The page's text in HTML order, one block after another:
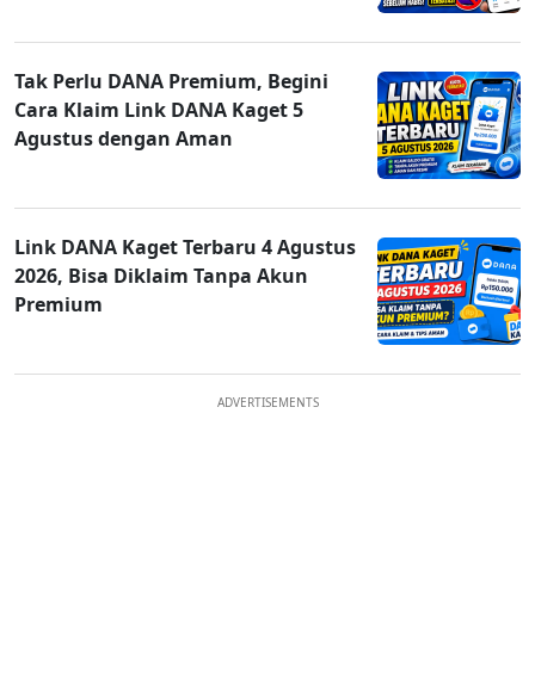
Tak Perlu DANA Premium, Begini
Cara Klaim Link DANA Kaget 5
Agustus dengan Aman
Link DANA Kaget Terbaru 4 Agustus
2026, Bisa Diklaim Tanpa Akun
Premium
ADVERTISEMENTS